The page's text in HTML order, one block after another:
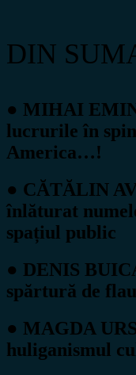
DIN
● MIHAI
lucrurile în
America…!
● CĂTĂLIN
înlăturat
spațiul public
● DENIS
spărtură de
● MAGDA
huliganismul